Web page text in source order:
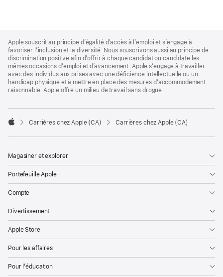
Footer
Apple souscrit au principe d’égalité d’accès à l’emploi et s’engage à
favoriser l’inclusion et la diversité. Nous souscrivons aussi au principe de
discrimination positive afin d’offrir à chaque candidat ou candidate les
mêmes occasions d’emploi et d’avancement. Apple s’engage à travailler
avec des individus aux prises avec une déficience intellectuelle ou un
handicap physique et à mettre en place des mesures d’accommodement
raisonnable. Apple offre un milieu de travail sans drogue.

Carrières chez Apple (CA) Carrières chez Apple (CA)
Magasiner et explorer
Portefeuille Apple
Compte
Divertissement
Apple Store
Pour les affaires
Pour l’éducation